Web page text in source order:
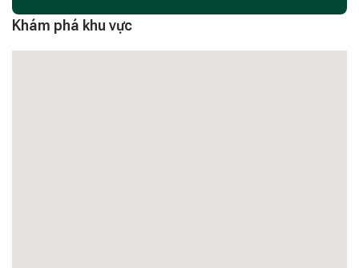
ghế và dụng cụ.
- Từng phòng có máy nước nóng, máy sấy, bình đun siêu tốc
Khám phá khu vực